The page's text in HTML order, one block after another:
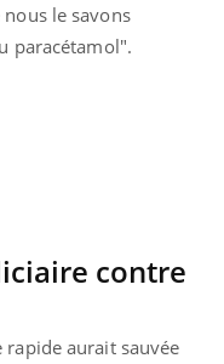
le savons
paracétamol".
contre
rapide aurait sauvée